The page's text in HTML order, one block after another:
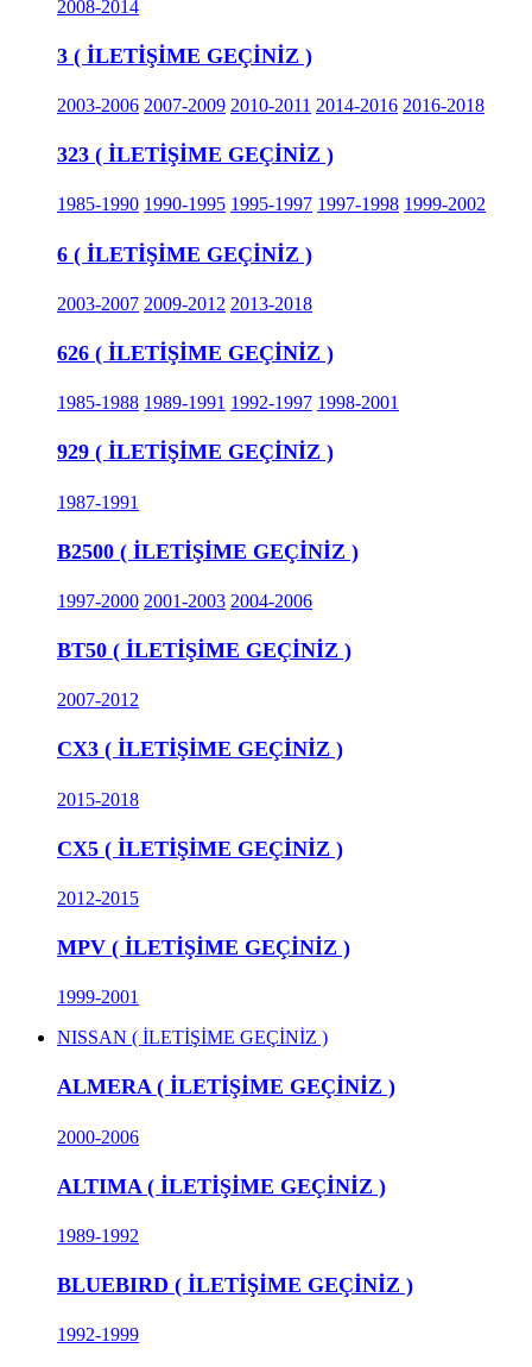
2008-2014
3 ( İLETİŞİME GEÇİNİZ )
2003-2006 2007-2009 2010-2011 2014-2016 2016-2018
323 ( İLETİŞİME GEÇİNİZ )
1985-1990 1990-1995 1995-1997 1997-1998 1999-2002
6 ( İLETİŞİME GEÇİNİZ )
2003-2007 2009-2012 2013-2018
626 ( İLETİŞİME GEÇİNİZ )
1985-1988 1989-1991 1992-1997 1998-2001
929 ( İLETİŞİME GEÇİNİZ )
1987-1991
B2500 ( İLETİŞİME GEÇİNİZ )
1997-2000 2001-2003 2004-2006
BT50 ( İLETİŞİME GEÇİNİZ )
2007-2012
CX3 ( İLETİŞİME GEÇİNİZ )
2015-2018
CX5 ( İLETİŞİME GEÇİNİZ )
2012-2015
MPV ( İLETİŞİME GEÇİNİZ )
1999-2001
NISSAN ( İLETİŞİME GEÇİNİZ )
ALMERA ( İLETİŞİME GEÇİNİZ )
2000-2006
ALTIMA ( İLETİŞİME GEÇİNİZ )
1989-1992
BLUEBIRD ( İLETİŞİME GEÇİNİZ )
1992-1999